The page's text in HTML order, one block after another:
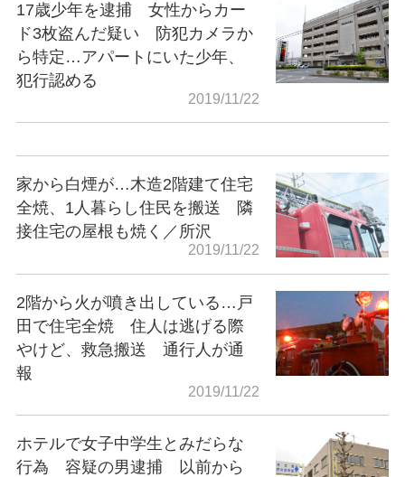
17歳少年を逮捕 女性からカー
ド3枚盗んだ疑い 防犯カメラか
ら特定…アパートにいた少年、
犯行認める
2019/11/22
家から白煙が…木造2階建て住宅
全焼、1人暮らし住民を搬送 隣
接住宅の屋根も焼く／所沢
2019/11/22
2階から火が噴き出している…戸
田で住宅全焼 住人は逃げる際
やけど、救急搬送 通行人が通
報
2019/11/22
ホテルで女子中学生とみだらな
行為 容疑の男逮捕 以前から